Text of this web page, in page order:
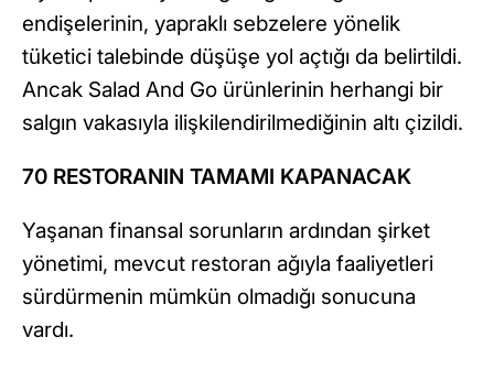
endişelerinin, yapraklı sebzelere yönelik
tüketici talebinde düşüşe yol açtığı da belirtildi.
Ancak Salad And Go ürünlerinin herhangi bir
salgın vakasıyla ilişkilendirilmediğinin altı çizildi.
70 RESTORANIN TAMAMI KAPANACAK
Yaşanan finansal sorunların ardından şirket
yönetimi, mevcut restoran ağıyla faaliyetleri
sürdürmenin mümkün olmadığı sonucuna
vardı.